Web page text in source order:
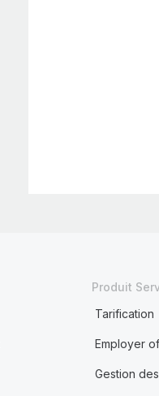
Produit
Tarification
Employer
Gestion